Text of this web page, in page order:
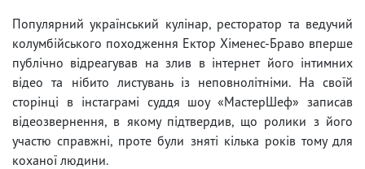
Популярний український кулінар, ресторатор та ведучий
колумбійського походження Ектор Хіменес-Браво вперше
публічно відреагував на злив в інтернет його інтимних
відео та нібито листувань із неповнолітніми. На своїй
сторінці в інстаграмі суддя шоу «МастерШеф» записав
відеозвернення, в якому підтвердив, що ролики з його
участю справжні, проте були зняті кілька років тому для
коханої людини.